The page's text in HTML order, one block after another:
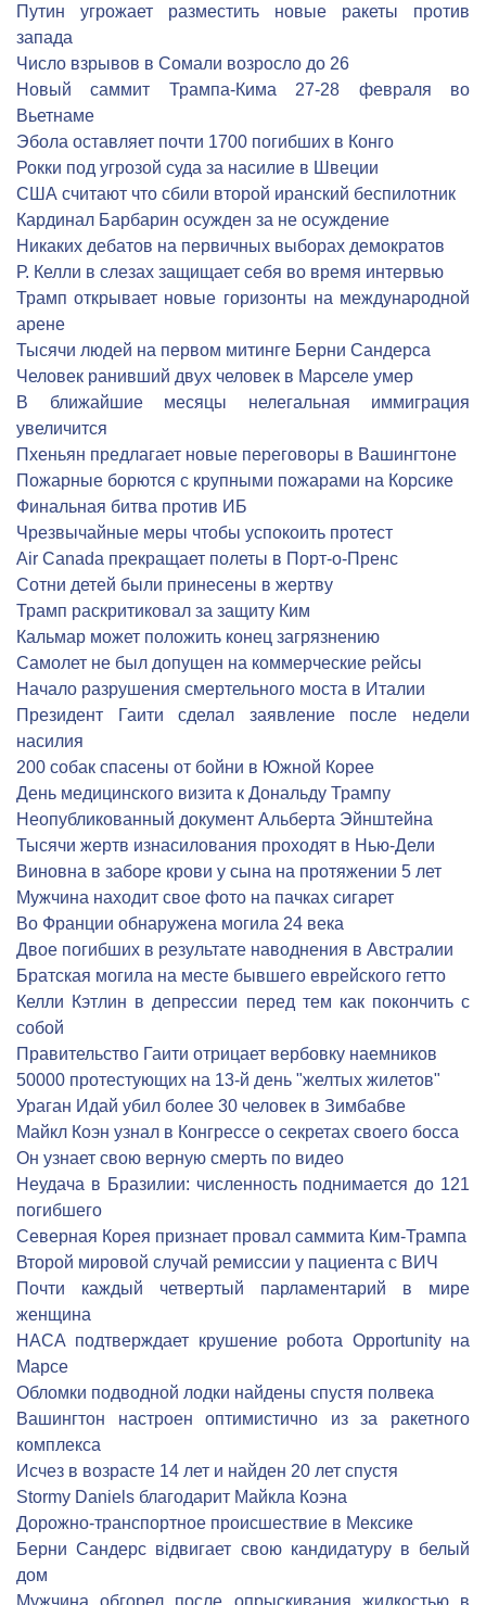
Путин угрожает разместить новые ракеты против
запада
Число взрывов в Сомали возросло до 26
Новый саммит Трампа-Кима 27-28 февраля во
Вьетнаме
Эбола оставляет почти 1700 погибших в Конго
Рокки под угрозой суда за насилие в Швеции
США считают что сбили второй иранский беспилотник
Кардинал Барбарин осужден за не осуждение
Никаких дебатов на первичных выборах демократов
Р. Келли в слезах защищает себя во время интервью
Трамп открывает новые горизонты на международной
арене
Тысячи людей на первом митинге Берни Сандерса
Человек ранивший двух человек в Марселе умер
В ближайшие месяцы нелегальная иммиграция
увеличится
Пхеньян предлагает новые переговоры в Вашингтоне
Пожарные борются с крупными пожарами на Корсике
Финальная битва против ИБ
Чрезвычайные меры чтобы успокоить протест
Air Canada прекращает полеты в Порт-о-Пренс
Сотни детей были принесены в жертву
Трамп раскритиковал за защиту Ким
Кальмар может положить конец загрязнению
Самолет не был допущен на коммерческие рейсы
Начало разрушения смертельного моста в Италии
Президент Гаити сделал заявление после недели
насилия
200 собак спасены от бойни в Южной Корее
День медицинского визита к Дональду Трампу
Неопубликованный документ Альберта Эйнштейна
Тысячи жертв изнасилования проходят в Нью-Дели
Виновна в заборе крови у сына на протяжении 5 лет
Мужчина находит свое фото на пачках сигарет
Во Франции обнаружена могила 24 века
Двое погибших в результате наводнения в Австралии
Братская могила на месте бывшего еврейского гетто
Келли Кэтлин в депрессии перед тем как покончить с
собой
Правительство Гаити отрицает вербовку наемников
50000 протестующих на 13-й день "желтых жилетов"
Ураган Идай убил более 30 человек в Зимбабве
Майкл Коэн узнал в Конгрессе о секретах своего босса
Он узнает свою верную смерть по видео
Неудача в Бразилии: численность поднимается до 121
погибшего
Северная Корея признает провал саммита Ким-Трампа
Второй мировой случай ремиссии у пациента с ВИЧ
Почти каждый четвертый парламентарий в мире
женщина
НАСА подтверждает крушение робота Opportunity на
Марсе
Обломки подводной лодки найдены спустя полвека
Вашингтон настроен оптимистично из за ракетного
комплекса
Исчез в возрасте 14 лет и найден 20 лет спустя
Stormy Daniels благодарит Майкла Коэна
Дорожно-транспортное происшествие в Мексике
Берни Сандерс відвигает свою кандидатуру в белый
дом
Мужчина обгорел после опрыскивания жидкостью в